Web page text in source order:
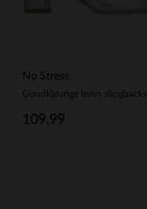
No Stress
Goudkleurige leren slingbacks
109.99